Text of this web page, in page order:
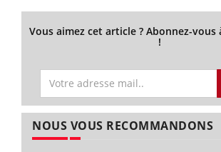
Vous aimez cet article ? Abonnez-
!
NOUS VOUS RECOMMANDONS